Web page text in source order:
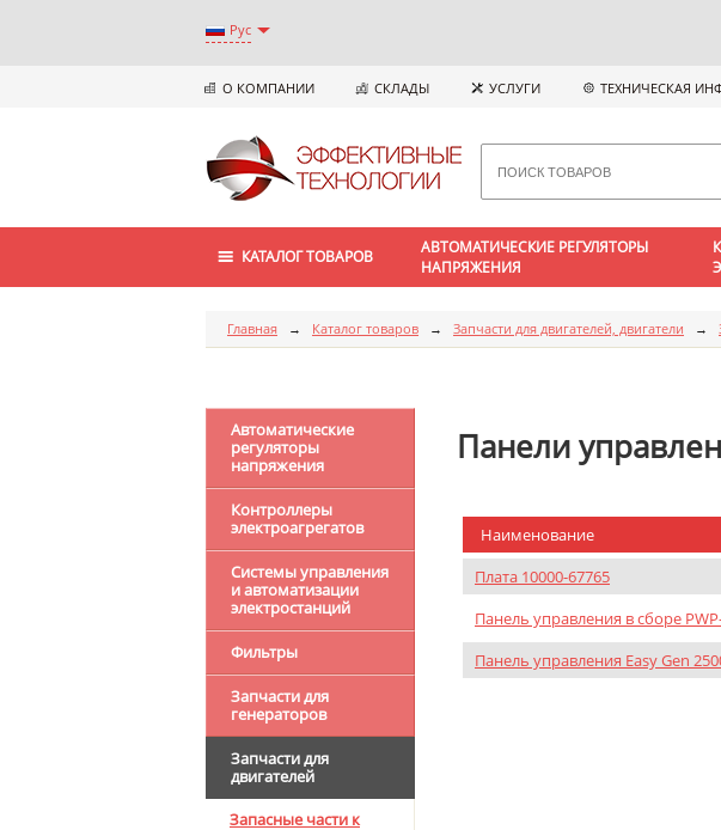
Рус
О КОМПАНИИ СКЛАДЫ УСЛУГИ ТЕХНИЧЕСКАЯ
КАТАЛОГ ТОВАРОВ
АВТОМАТИЧЕСКИЕ РЕГУЛЯТОРЫ
НАПРЯЖЕНИЯ
Главная → Каталог товаров → Запчасти для двигателей, двигатели →
Автоматические
регуляторы
напряжения
Контроллеры
электроагрегатов
Системы управления
и автоматизации
электростанций
Фильтры
Запчасти для
генераторов
Запчасти для
двигателей
Запасные части к
Панели
Наименование
Плата 10000-67765
Панель управления в сборе
Панель управления Easy Gen